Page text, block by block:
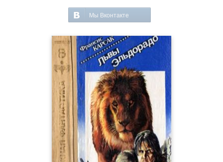
Мы Вконтакте